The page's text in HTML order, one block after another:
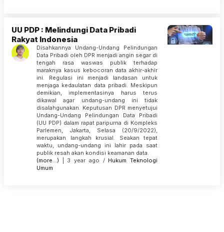
UU PDP : Melindungi Data Pribadi
Rakyat Indonesia
Disahkannya Undang-Undang Pelindungan
Data Pribadi oleh DPR menjadi angin segar di
tengah rasa waswas publik terhadap
maraknya kasus kebocoran data akhir-akhir
ini. Regulasi ini menjadi landasan untuk
menjaga kedaulatan data pribadi. Meskipun
demikian, implementasinya harus terus
dikawal agar undang-undang ini tidak
disalahgunakan. Keputusan DPR menyetujui
Undang-Undang Pelindungan Data Pribadi
(UU PDP) dalam rapat paripurna di Kompleks
Parlemen, Jakarta, Selasa (20/9/2022),
merupakan langkah krusial. Seakan tepat
waktu, undang-undang ini lahir pada saat
publik resah akan kondisi keamanan data.
(more…) | 3 year ago / Hukum Teknologi
Umum